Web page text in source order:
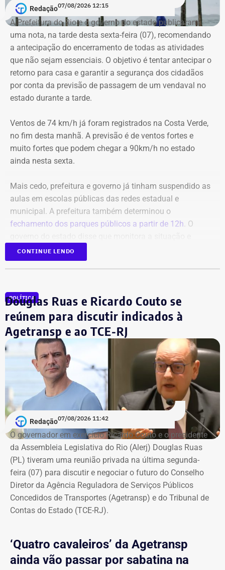
Além da medida judicial, o SINTSAMA convocou uma
assembleia para a próxima quarta-feira (12), às 10h, em
frente à sede da Rio + Saneamento, em Santa Cruz, para
discutir os próximos passos da mobilização.
“Independentemente do resultado da conversa de hoje,
vamos lutar pela manutenção dos empregos e pelo
direito dos trabalhadores. A categoria não vai aceitar
Redação07/08/2026 12:15
A Prefeitura do Rio e o governo do estado publicaram
uma nota, na tarde desta sexta-feira (07), recomendando
a antecipação do encerramento de todas as atividades
que não sejam essenciais. O objetivo é tentar antecipar o
retorno para casa e garantir a segurança dos cidadãos
por conta da previsão de passagem de um vendaval no
estado durante a tarde.
Ventos de 74 km/h já foram registrados na Costa Verde,
no fim desta manhã. A previsão é de ventos fortes e
muito fortes que podem chegar a 90km/h no estado
ainda nesta sexta.
Mais cedo, prefeitura e governo já tinham suspendido as
aulas em escolas públicas das redes estadual e
municipal. A prefeitura também determinou o
fechamento dos parques públicos a partir de 12h . O
orientou a população a acompanhar os alertas da Defesa
Civil.
CONTINUE LENDO
POLÍTICA
Douglas Ruas e Ricardo Couto se
reúnem para discutir indicados à
Agetransp e ao TCE-RJ
Redação07/08/2026 11:42
O governador em exercício Ricardo Couto e o presidente
da Assembleia Legislativa do Rio (Alerj) Douglas Ruas
(PL) tiveram uma reunião privada na última segunda-
feira (07) para discutir e negociar o futuro do Conselho
Diretor da Agência Reguladora de Serviços Públicos
Concedidos de Transportes (Agetransp) e do Tribunal de
Contas do Estado (TCE-RJ).
‘Quatro cavaleiros’ da Agetransp
ainda vão passar por sabatina na